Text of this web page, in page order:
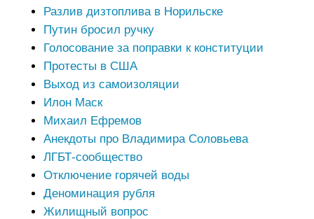
Разлив дизтоплива в Норильске
Путин бросил ручку
Голосование за поправки к конституции
Протесты в США
Выход из самоизоляции
Илон Маск
Михаил Ефремов
Анекдоты про Владимира Соловьева
ЛГБТ-сообщество
Отключение горячей воды
Деноминация рубля
Жилищный вопрос